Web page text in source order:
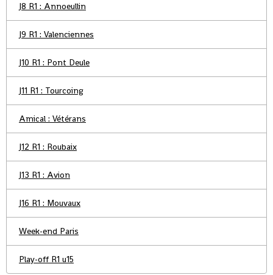
J8 R1 : Annoeullin
J9 R1 : Valenciennes
J10 R1 : Pont Deule
J11 R1 : Tourcoing
Amical : Vétérans
J12 R1 : Roubaix
J13 R1 : Avion
J16 R1 : Mouvaux
Week-end Paris
Play-off R1 u15